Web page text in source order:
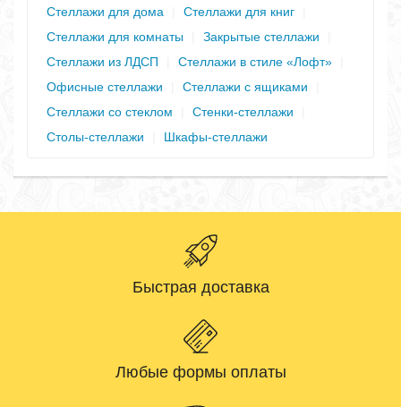
Стеллажи для дома
Стеллажи для книг
Стеллажи для комнаты
Закрытые стеллажи
Стеллажи из ЛДСП
Стеллажи в стиле «Лофт»
Офисные стеллажи
Стеллажи с ящиками
Стеллажи со стеклом
Стенки-стеллажи
Столы-стеллажи
Шкафы-стеллажи
Быстрая доставка
Любые формы оплаты